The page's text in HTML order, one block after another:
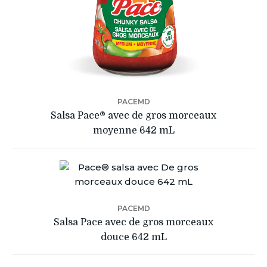
PACEMD
Salsa Pace® avec de gros morceaux
moyenne 642 mL
PACEMD
Salsa Pace avec de gros morceaux
douce 642 mL